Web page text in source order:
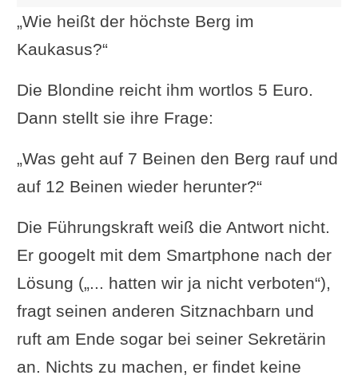
„Wie heißt der höchste Berg im
Kaukasus?“
Die Blondine reicht ihm wortlos 5 Euro.
Dann stellt sie ihre Frage:
„Was geht auf 7 Beinen den Berg rauf und
auf 12 Beinen wieder herunter?“
Die Führungskraft weiß die Antwort nicht.
Er googelt mit dem Smartphone nach der
Lösung („... hatten wir ja nicht verboten“),
fragt seinen anderen Sitznachbarn und
ruft am Ende sogar bei seiner Sekretärin
an. Nichts zu machen, er findet keine